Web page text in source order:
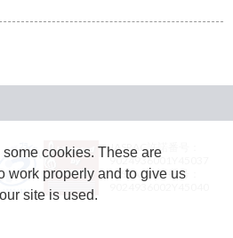
JASRAC許諾番号：
9024936001Y45037
JASRAC許諾番号：
cookies. These are
work properly and to give us
site is used.